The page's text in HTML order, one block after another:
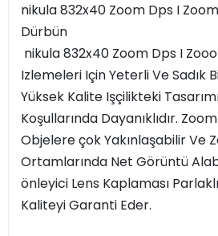
nikula 832x40 Zoom Dps I
Dürbün
nikula 832x40 Zoom Dps I
Izlemeleri Için Yeterli Ve Sadık
Yüksek Kalite Işçilikteki
Koşullarında Dayanıklıdır.
Objelere çok Yakınlaşabilir Ve
Ortamlarında Net Görüntü
önleyici Lens Kaplaması
Kaliteyi Garanti Eder.